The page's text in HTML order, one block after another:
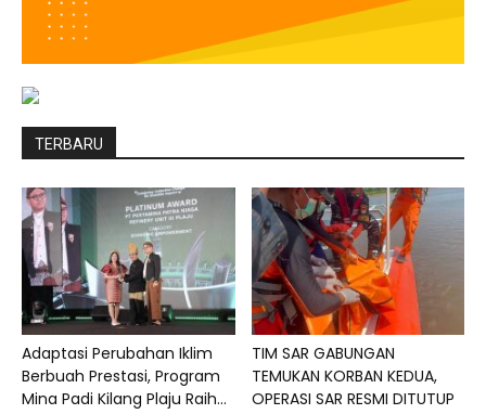
TERBARU
Adaptasi Perubahan Iklim
Berbuah Prestasi, Program
Mina Padi Kilang Plaju Raih...
TIM SAR GABUNGAN
TEMUKAN KORBAN KEDUA,
OPERASI SAR RESMI DITUTUP